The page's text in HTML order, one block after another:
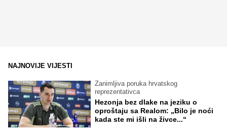
NAJNOVIJE VIJESTI
Zanimljiva poruka hrvatskog
reprezentativca
Hezonja bez dlake na jeziku o
oproštaju sa Realom: „Bilo je noći
kada ste mi išli na živce...“